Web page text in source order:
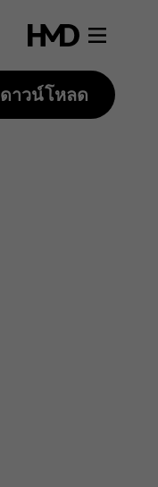
ดาวน์โหลด